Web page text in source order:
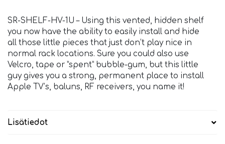
SR-SHELF-HV-1U – Using this vented, hidden shelf
you now have the ability to easily install and hide
all those little pieces that just don’t play nice in
normal rack locations. Sure you could also use
Velcro, tape or ”spent” bubble-gum, but this little
guy gives you a strong, permanent place to install
Apple TV’s, baluns, RF receivers, you name it!
Lisätiedot